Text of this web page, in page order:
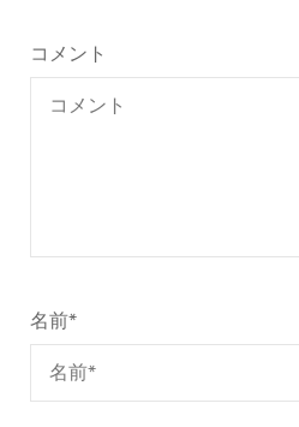
シ
ョ
ン
コメント
名前*